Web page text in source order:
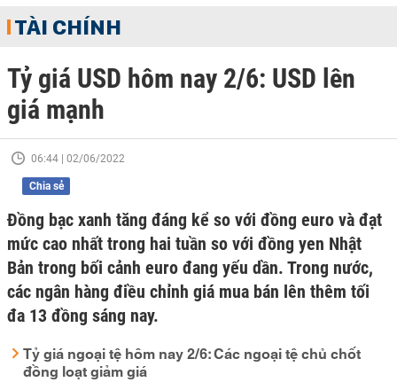
TÀI CHÍNH
Tỷ giá USD hôm nay 2/6: USD lên
giá mạnh
06:44 | 02/06/2022
Chia sẻ
Đồng bạc xanh tăng đáng kể so với đồng euro và đạt
mức cao nhất trong hai tuần so với đồng yen Nhật
Bản trong bối cảnh euro đang yếu dần. Trong nước,
các ngân hàng điều chỉnh giá mua bán lên thêm tối
đa 13 đồng sáng nay.
Tỷ giá ngoại tệ hôm nay 2/6: Các ngoại tệ chủ chốt
đồng loạt giảm giá